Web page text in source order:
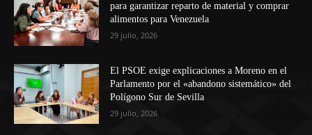
para garantizar reparto de material y comprar
alimentos para Venezuela
29 julio, 2026
El PSOE exige explicaciones a Moreno en el
Parlamento por el «abandono sistemático» del
Polígono Sur de Sevilla
29 julio, 2026